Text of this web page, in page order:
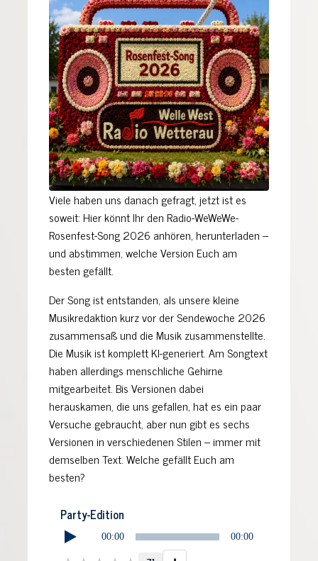
Viele haben uns danach gefragt, jetzt ist es
soweit: Hier könnt Ihr den Radio-WeWeWe-
Rosenfest-Song 2026 anhören, herunterladen –
und abstimmen, welche Version Euch am
besten gefällt.
Der Song ist entstanden, als unsere kleine
Musikredaktion kurz vor der Sendewoche 2026
zusammensaß und die Musik zusammenstellte.
Die Musik ist komplett KI-generiert. Am Songtext
haben allerdings menschliche Gehirne
mitgearbeitet. Bis Versionen dabei
herauskamen, die uns gefallen, hat es ein paar
Versuche gebraucht, aber nun gibt es sechs
Versionen in verschiedenen Stilen – immer mit
demselben Text. Welche gefällt Euch am
besten?
Party-Edition
Audio-
00:00 00:00